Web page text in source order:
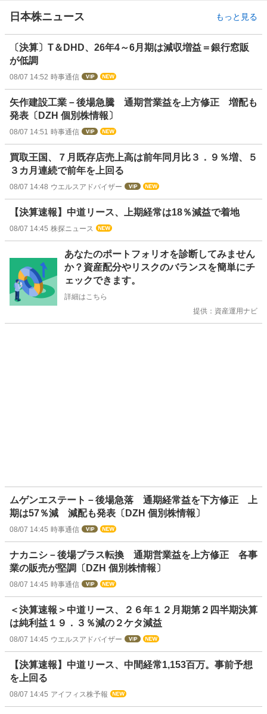
日本株ニュース もっと見る
〔決算〕T＆DHD、26年4～6月期は減収増益＝銀行窓販
が低調
08/07 14:52 時事通信
矢作建設工業－後場急騰 通期営業益を上方修正 増配も
発表〔DZH 個別株情報〕
08/07 14:51 時事通信
買取王国、７月既存店売上高は前年同月比３．９％増、５
３カ月連続で前年を上回る
08/07 14:48 ウエルスアドバイザー
【決算速報】中道リース、上期経常は18％減益で着地
08/07 14:45 株探ニュース
あなたのポートフォリオを診断してみません
か？資産配分やリスクのバランスを簡単にチ
ェックできます。
詳細はこちら
提供：資産運用ナビ
ムゲンエステート－後場急落 通期経常益を下方修正 上
期は57％減 減配も発表〔DZH 個別株情報〕
08/07 14:45 時事通信
ナカニシ－後場プラス転換 通期営業益を上方修正 各事
業の販売が堅調〔DZH 個別株情報〕
08/07 14:45 時事通信
＜決算速報＞中道リース、２６年１２月期第２四半期決算
は純利益１９．３％減の２ケタ減益
08/07 14:45 ウエルスアドバイザー
【決算速報】中道リース、中間経常1,153百万。事前予想
を上回る
08/07 14:45 アイフィス株予報